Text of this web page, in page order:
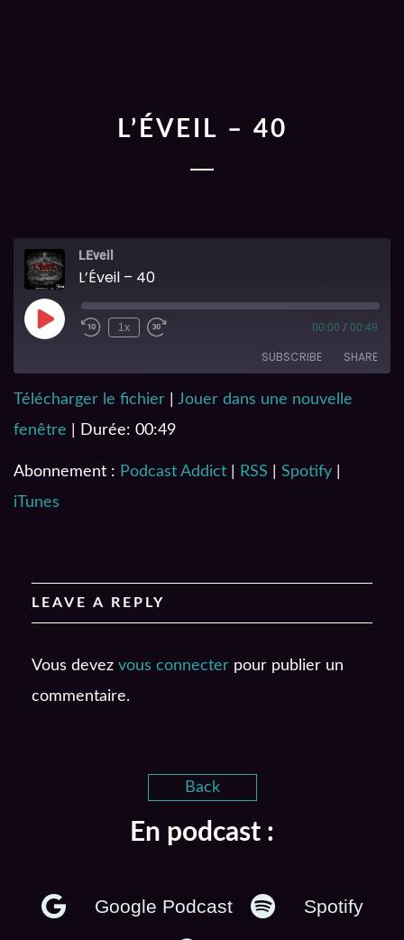
L’ÉVEIL – 40
LEveil
L’Éveil – 40
1x 00:00 / 00:49
SUBSCRIBE SHARE
Spotify
RSS FEED
Télécharger le fichier
Jouer dans une nouvelle
fenêtre
Durée: 00:49
Abonnement : Podcast Addict RSS Spotify
iTunes
LEAVE A REPLY
Vous devez vous connecter pour publier un
commentaire.
Back
En podcast :
Google Podcast Spotify